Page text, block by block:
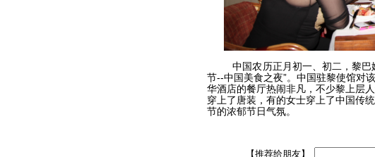
中国农历正月初一、初二，黎巴嫩
节--中国美食之夜”。中国驻黎使馆对
华酒店的餐厅热闹非凡，不少黎上层
穿上了唐装，有的女士穿上了中国传
节的浓郁节日气氛。
【推荐给朋友】